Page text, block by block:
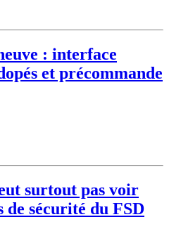
: interface
et précommande
surtout pas voir
de sécurité du FSD